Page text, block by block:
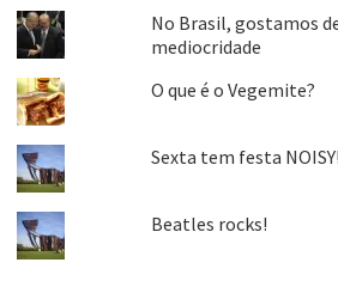
No Brasil, gostamos
mediocridade
O que é o Vegemite?
Sexta tem festa NOISY!
Beatles rocks!